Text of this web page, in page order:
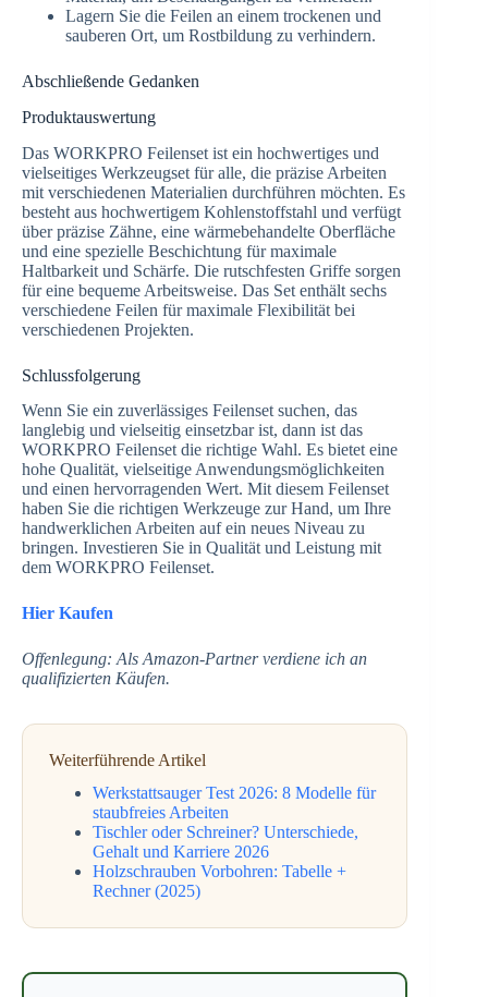
Lagern Sie die Feilen an einem trockenen und
sauberen Ort, um Rostbildung zu verhindern.
Abschließende Gedanken
Produktauswertung
Das WORKPRO Feilenset ist ein hochwertiges und
vielseitiges Werkzeugset für alle, die präzise Arbeiten
mit verschiedenen Materialien durchführen möchten. Es
besteht aus hochwertigem Kohlenstoffstahl und verfügt
über präzise Zähne, eine wärmebehandelte Oberfläche
und eine spezielle Beschichtung für maximale
Haltbarkeit und Schärfe. Die rutschfesten Griffe sorgen
für eine bequeme Arbeitsweise. Das Set enthält sechs
verschiedene Feilen für maximale Flexibilität bei
verschiedenen Projekten.
Schlussfolgerung
Wenn Sie ein zuverlässiges Feilenset suchen, das
langlebig und vielseitig einsetzbar ist, dann ist das
WORKPRO Feilenset die richtige Wahl. Es bietet eine
hohe Qualität, vielseitige Anwendungsmöglichkeiten
und einen hervorragenden Wert. Mit diesem Feilenset
haben Sie die richtigen Werkzeuge zur Hand, um Ihre
handwerklichen Arbeiten auf ein neues Niveau zu
bringen. Investieren Sie in Qualität und Leistung mit
dem WORKPRO Feilenset.
Hier Kaufen
Offenlegung: Als Amazon-Partner verdiene ich an
qualifizierten Käufen.
Weiterführende Artikel
Werkstattsauger Test 2026: 8 Modelle für
staubfreies Arbeiten
Tischler oder Schreiner? Unterschiede,
Gehalt und Karriere 2026
Holzschrauben Vorbohren: Tabelle +
Rechner (2025)